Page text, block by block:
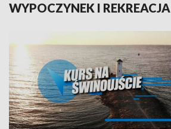
WYPOCZYNEK I REKREACJA